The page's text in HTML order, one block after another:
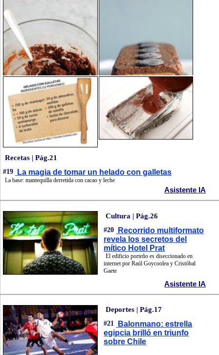
Recetas | Pág.21
#19 La magia de tomar un helado con galletas
La base: mantequilla derretida con cacao y leche
Asistente IA
Cultura | Pág.26
#20
Recorrido multiformato
revela los secretos del
mítico Hotel Prat
El edificio porteño es diseccionado en
internet por Raúl Goycoolea y Cristóbal
Gaete
Asistente IA
Deportes | Pág.17
#21
Balonmano: estrella
egipcia brilló en triunfo
sobre Chile